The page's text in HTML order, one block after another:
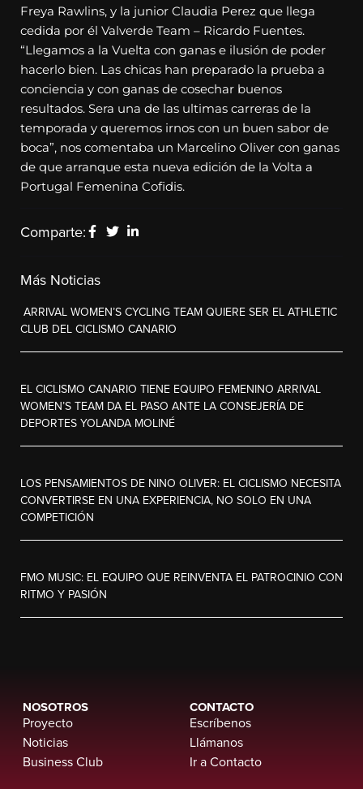
Freya Rawlins, y la junior Claudia Perez que llega
cedida por él Valverde Team – Ricardo Fuentes.
“Llegamos a la Vuelta con ganas e ilusión de poder
hacerlo bien. Las chicas han preparado la prueba a
conciencia y con ganas de cosechar buenos
resultados. Sera una de las ultimas carreras de la
temporada y queremos irnos con un buen sabor de
boca”, nos comentaba un Marcelino Oliver con ganas
de que arranque esta nueva edición de la Volta a
Portugal Femenina Cofidis.
Comparte:
Más Noticias
ARRIVAL WOMEN’S CYCLING TEAM QUIERE SER EL ATHLETIC
CLUB DEL CICLISMO CANARIO
EL CICLISMO CANARIO TIENE EQUIPO FEMENINO ARRIVAL
WOMEN’S TEAM DA EL PASO ANTE LA CONSEJERÍA DE
DEPORTES YOLANDA MOLINÉ
LOS PENSAMIENTOS DE NINO OLIVER: EL CICLISMO NECESITA
CONVERTIRSE EN UNA EXPERIENCIA, NO SOLO EN UNA
COMPETICIÓN
FMO MUSIC: EL EQUIPO QUE REINVENTA EL PATROCINIO CON
RITMO Y PASIÓN
NOSOTROS
Proyecto
Noticias
Business Club
CONTACTO
Escríbenos
Llámanos
Ir a Contacto